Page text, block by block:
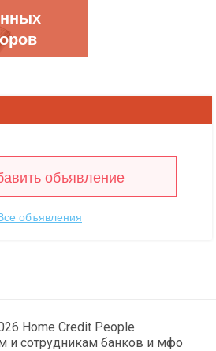
объявление
объявления
Home Credit People
и сотрудникам банков и мфо